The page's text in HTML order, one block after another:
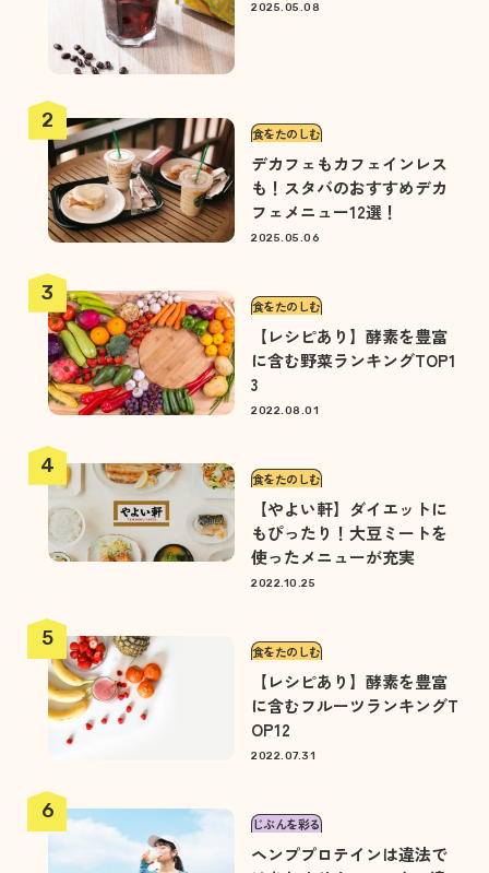
2025.05.08
食をたのしむ
デカフェもカフェインレス
も！スタバのおすすめデカ
フェメニュー12選！
2025.05.06
食をたのしむ
【レシピあり】酵素を豊富
に含む野菜ランキングTOP1
3
2022.08.01
食をたのしむ
【やよい軒】ダイエットに
もぴったり！大豆ミートを
使ったメニューが充実
2022.10.25
食をたのしむ
【レシピあり】酵素を豊富
に含むフルーツランキングT
OP12
2022.07.31
じぶんを彩る
ヘンププロテインは違法で